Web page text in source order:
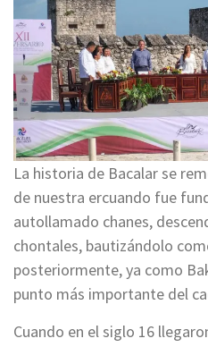
La historia de Bacalar se
de nuestra ercuando fue
autollamado chanes,
chontales, bautizándolo
posteriormente, ya como
punto más importante del
Cuando en el siglo 16